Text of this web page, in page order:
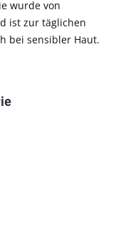
wurde von
ist zur täglichen
bei sensibler Haut.